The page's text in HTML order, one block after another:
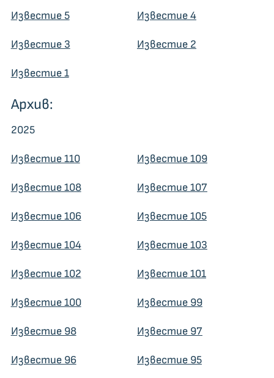
Известие 5 Известие 4
Известие 3 Известие 2
Известие 1
Архив:
2025
Известие 110 Известие 109
Известие 108 Известие 107
Известие 106 Известие 105
Известие 104 Известие 103
Известие 102 Известие 101
Известие 100 Известие 99
Известие 98 Известие 97
Известие 96 Известие 95